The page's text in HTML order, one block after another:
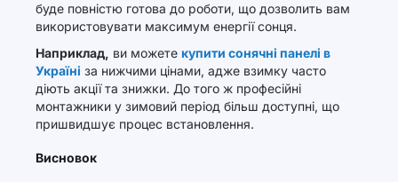
буде повністю готова до роботи, що дозволить вам
використовувати максимум енергії сонця.
Наприклад, ви можете купити сонячні панелі в
Україні за нижчими цінами, адже взимку часто
діють акції та знижки. До того ж професійні
монтажники у зимовий період більш доступні, що
пришвидшує процес встановлення.
Висновок